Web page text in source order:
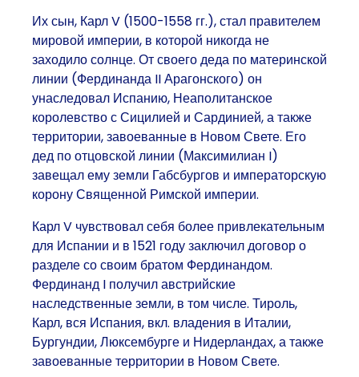
Их сын, Карл V (1500-1558 гг.), стал правителем
мировой империи, в которой никогда не
заходило солнце. От своего деда по материнской
линии (Фердинанда II Арагонского) он
унаследовал Испанию, Неаполитанское
королевство с Сицилией и Сардинией, а также
территории, завоеванные в Новом Свете. Его
дед по отцовской линии (Максимилиан I)
завещал ему земли Габсбургов и императорскую
корону Священной Римской империи.
Карл V чувствовал себя более привлекательным
для Испании и в 1521 году заключил договор о
разделе со своим братом Фердинандом.
Фердинанд I получил австрийские
наследственные земли, в том числе. Тироль,
Карл, вся Испания, вкл. владения в Италии,
Бургундии, Люксембурге и Нидерландах, а также
завоеванные территории в Новом Свете.